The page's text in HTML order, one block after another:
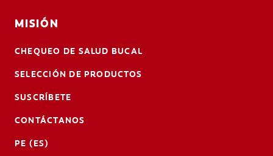
MISIÓN
CHEQUEO DE SALUD BUCAL
SELECCIÓN DE PRODUCTOS
SUSCRÍBETE
CONTÁCTANOS
PE (ES)